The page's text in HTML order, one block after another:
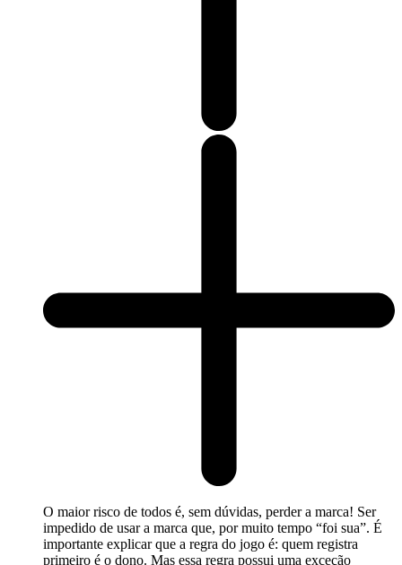
O maior risco de todos é, sem dúvidas, perder a marca! Ser
impedido de usar a marca que, por muito tempo “foi sua”. É
importante explicar que a regra do jogo é: quem registra
primeiro é o dono. Mas essa regra possui uma exceção